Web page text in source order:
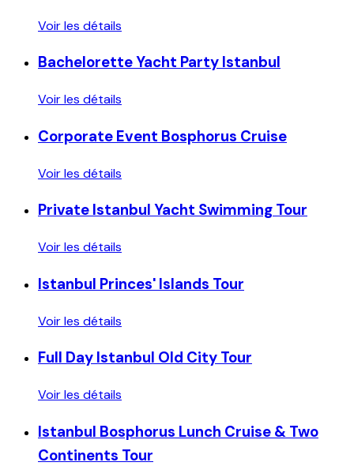
Voir les détails
Bachelorette Yacht Party Istanbul
Voir les détails
Corporate Event Bosphorus Cruise
Voir les détails
Private Istanbul Yacht Swimming Tour
Voir les détails
Istanbul Princes' Islands Tour
Voir les détails
Full Day Istanbul Old City Tour
Voir les détails
Istanbul Bosphorus Lunch Cruise & Two
Continents Tour